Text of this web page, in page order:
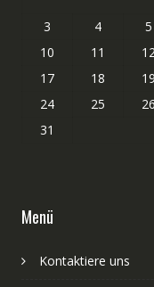
3
4 5
10
11 12
17
18 19
24
25 26
31
Menü
Kontaktiere uns